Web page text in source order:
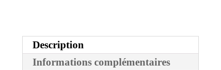
Blanc
2022
Description
Informations complémentaires